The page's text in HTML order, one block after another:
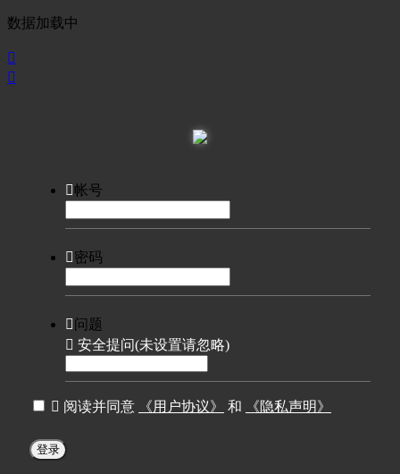
数据加载中


帐号
密码
问题
 安全提问(未设置请忽略)
 阅读并同意 《用户协议》 和 《隐私声明》
登录